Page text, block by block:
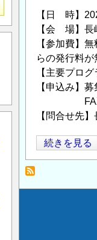
【日 時】
【会 場】長
【参加費】
らの発行料
【主要プロ
【申込み】
FAXまた
【問合せ先
令
和
年
続きを見る